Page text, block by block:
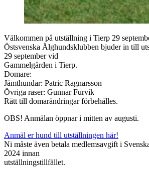
Välkommen på utställning i Tierp 29
Östsvenska Älghundsklubben bjuder in till
29 september vid
Gammelgården i Tierp.
Domare:
Jämthundar: Patric Ragnarsson
Övriga raser: Gunnar Furvik
Rätt till domarändringar förbehålles.
OBS! Anmälan öppnar i mitten av augusti.
Anmäl er hund till utställningen här!
Ni måste även betala medlemsavgift i
2024 innan
utställningstillfället.